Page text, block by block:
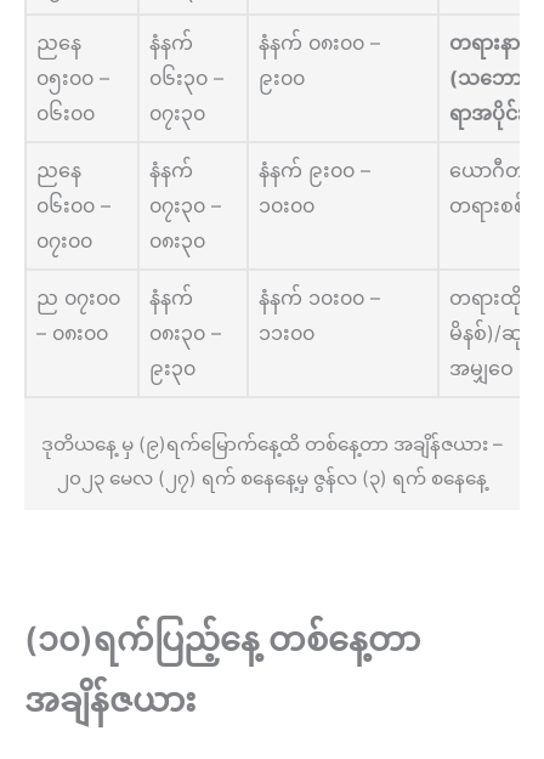
ညနေ
၀၅း၀၀ –
၀၆း၀၀
နံနက်
၀၆း၃၀ –
၀၇း၃၀
နံနက် ၀၈း၀၀ –
၉း၀၀
တရားနာယူ
(သဘောတ
ရာအပိုင်း)
ညနေ
၀၆း၀၀ –
၀၇း၀၀
နံနက်
၀၇း၃၀ –
၀၈း၃၀
နံနက် ၉း၀၀ –
၁၀း၀၀
ယောဂီတစ်ဦ
တရားစစ်
ည ၀၇း၀၀
– ၀၈း၀၀
နံနက်
၀၈း၃၀ –
၉း၃၀
နံနက် ၁၀း၀၀ –
၁၁း၀၀
တရားထိုင်
မိနစ်)/ဆုတ
အမျှဝေ
ဒုတိယနေ့ မှ (၉)ရက်မြောက်နေ့ထိ တစ်နေ့တာ အချိန်ဇယား –
၂၀၂၃ မေလ (၂၇) ရက် စနေနေ့မှ ဇွန်လ (၃) ရက် စနေနေ့
(၁၀)ရက်ပြည့်နေ့ တစ်နေ့တာ
အချိန်ဇယား